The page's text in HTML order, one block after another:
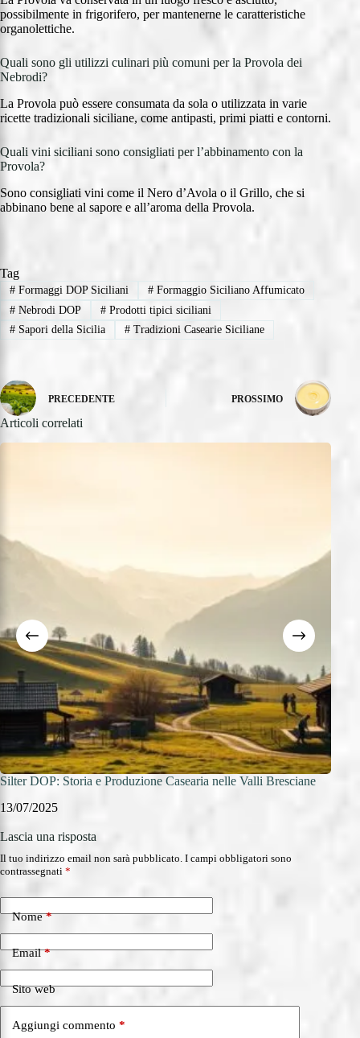
possibilmente in frigorifero, per mantenerne le caratteristiche
organolettiche.
Quali sono gli utilizzi culinari più comuni per la Provola dei
Nebrodi?
La Provola può essere consumata da sola o utilizzata in varie
ricette tradizionali siciliane, come antipasti, primi piatti e contorni.
Quali vini siciliani sono consigliati per l’abbinamento con la
Provola?
Sono consigliati vini come il Nero d’Avola o il Grillo, che si
abbinano bene al sapore e all’aroma della Provola.
Tag
#Formaggi DOP Siciliani #Formaggio Siciliano Affumicato
#Nebrodi DOP #Prodotti tipici siciliani
#Sapori della Sicilia #Tradizioni Casearie Siciliane
PRECEDENTE PROSSIMO
Articoli correlati
Silter DOP: Storia e Produzione Casearia nelle Valli Bresciane
13/07/2025
Lascia una risposta
Il tuo indirizzo email non sarà pubblicato. I campi obbligatori sono
contrassegnati *
Nome*
Email*
Sito web
Aggiungi commento *